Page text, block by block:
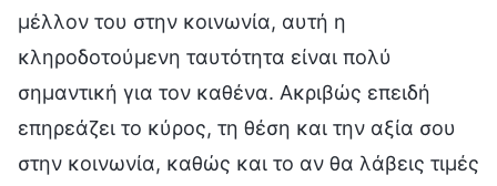
μέλλον του στην κοινωνία, αυτή η
κληροδοτούμενη ταυτότητα είναι πολύ
σημαντική για τον καθένα. Ακριβώς επειδή
επηρεάζει το κύρος, τη θέση και την αξία σου
στην κοινωνία, καθώς και το αν θα λάβεις τιμές